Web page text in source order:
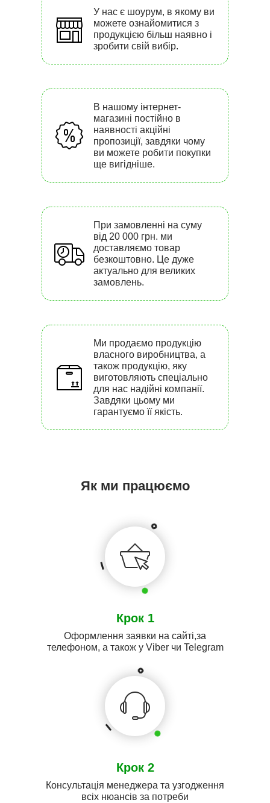
У нас є шоурум, в якому ви
можете ознайомитися з
продукцією більш наявно і
зробити свій вибір.
В нашому інтернет-
магазині постійно в
наявності акційні
пропозиції, завдяки чому
ви можете робити покупки
ще вигідніше.
При замовленні на суму
від 20 000 грн. ми
доставляємо товар
безкоштовно. Це дуже
актуально для великих
замовлень.
Ми продаємо продукцію
власного виробництва, а
також продукцію, яку
виготовляють спеціально
для нас надійні компанії.
Завдяки цьому ми
гарантуємо її якість.
Як ми працюємо
Крок 1
Оформлення заявки на сайті,за
телефоном, а також у Viber чи Telegram
Крок 2
Консультація менеджера та узгодження
всіх нюансів за потреби